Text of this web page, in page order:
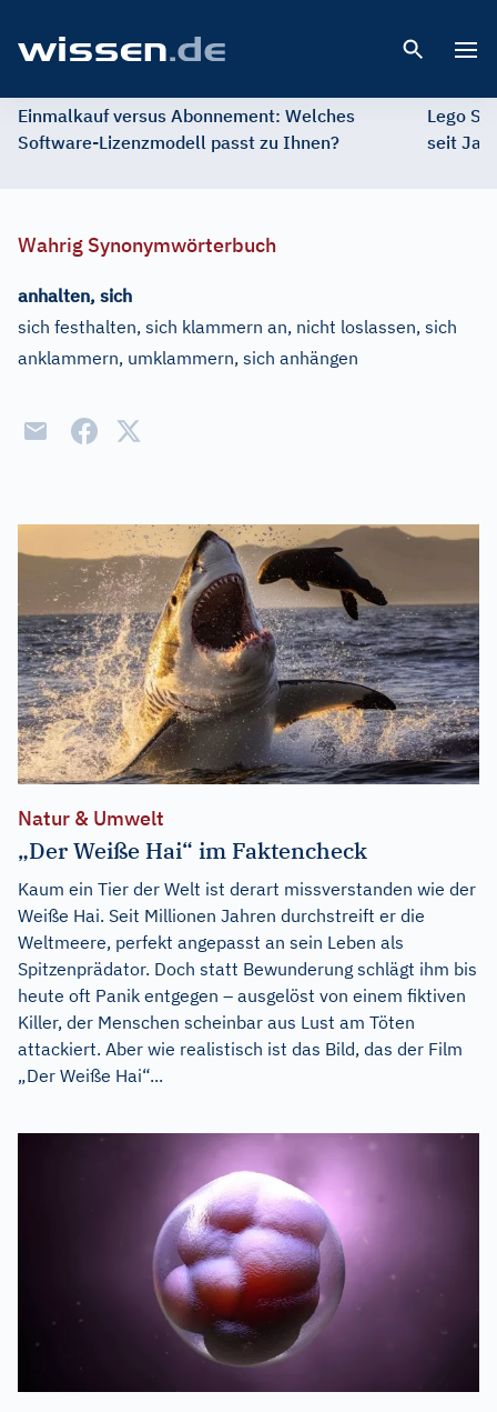
Einmalkauf versus Abonnement: Welches
Software-Lizenzmodell passt zu Ihnen?
Lego
seit
Wahrig Synonymwörterbuch
anhalten, sich
sich festhalten, sich klammern an, nicht loslassen, sich
anklammern, umklammern, sich anhängen
Natur & Umwelt
„Der Weiße Hai“ im Faktencheck
Kaum ein Tier der Welt ist derart missverstanden wie der
Weiße Hai. Seit Millionen Jahren durchstreift er die
Weltmeere, perfekt angepasst an sein Leben als
Spitzenprädator. Doch statt Bewunderung schlägt ihm bis
heute oft Panik entgegen – ausgelöst von einem fiktiven
Killer, der Menschen scheinbar aus Lust am Töten
attackiert. Aber wie realistisch ist das Bild, das der Film
„Der Weiße Hai“...